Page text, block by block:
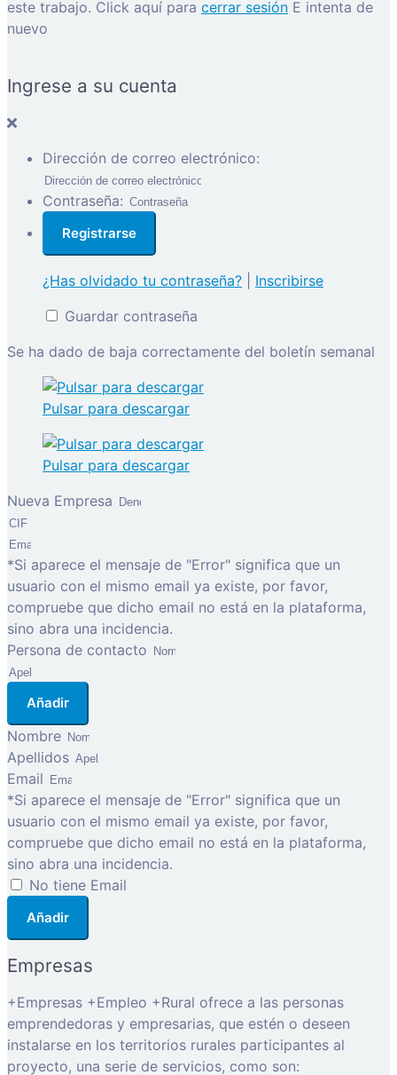
este trabajo. Click aquí para cerrar sesión E intenta de
nuevo
Ingrese a su cuenta
Dirección de correo electrónico:
Contraseña:
¿Has olvidado tu contraseña?
Inscribirse
Guardar contraseña
Se ha dado de baja correctamente del boletín semanal
Pulsar para descargar
Pulsar para descargar
Nueva Empresa
*Si aparece el mensaje de "Error" significa que un
usuario con el mismo email ya existe, por favor,
compruebe que dicho email no está en la plataforma,
sino abra una incidencia.
Persona de contacto
Añadir
Nombre
Apellidos
Email
*Si aparece el mensaje de "Error" significa que un
usuario con el mismo email ya existe, por favor,
compruebe que dicho email no está en la plataforma,
sino abra una incidencia.
No tiene Email
Añadir
Empresas
+Empresas +Empleo +Rural ofrece a las personas
emprendedoras y empresarias, que estén o deseen
instalarse en los territorios rurales participantes al
proyecto, una serie de servicios, como son: